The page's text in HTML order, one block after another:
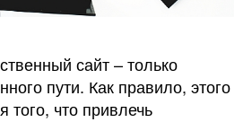
сайт – только
пути. Как правило, этого
того, что привлечь